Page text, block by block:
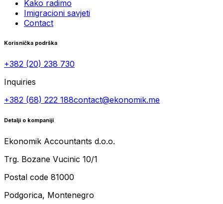
Kako radimo
Imigracioni savjeti
Contact
Korisnička podrška
+382 (20) 238 730
Inquiries
+382 (68) 222 188contact@ekonomik.me
Detalji o kompaniji
Ekonomik Accountants d.o.o.
Trg. Bozane Vucinic 10/1
Postal code 81000
Podgorica, Montenegro